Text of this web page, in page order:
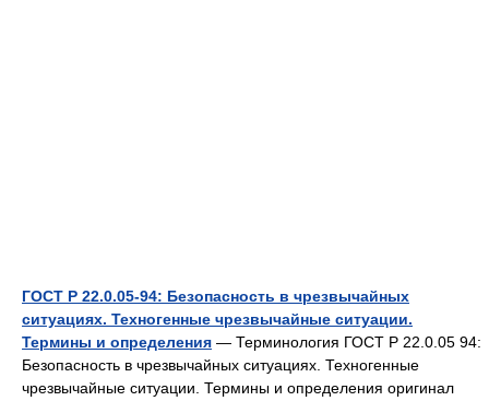
ГОСТ Р 22.0.05-94: Безопасность в чрезвычайных
ситуациях. Техногенные чрезвычайные ситуации.
Термины и определения — Терминология ГОСТ Р 22.0.05 94:
Безопасность в чрезвычайных ситуациях. Техногенные
чрезвычайные ситуации. Термины и определения оригинал